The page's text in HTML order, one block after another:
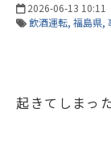
2026-06-13 10:11
飲酒運転 福島県
起きてしまった